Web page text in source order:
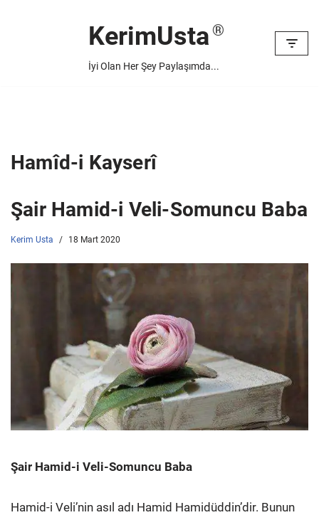
KerimUsta
İyi Olan Her Şey Paylaşımda...
Hamîd-i Kayserî
Şair Hamid-i Veli-Somuncu Baba
Kerim Usta 18 Mart 2020
Şair Hamid-i Veli-Somuncu Baba
Hamid-i Veli’nin asıl adı Hamid Hamidüddin’dir. Bunun